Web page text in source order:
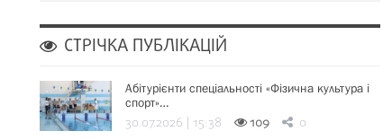
СТРІЧКА ПУБЛІКАЦІЙ
Абітурієнти спеціальності «Фізична культура і
спорт»…
30.07.2026 | 15:38 109 0